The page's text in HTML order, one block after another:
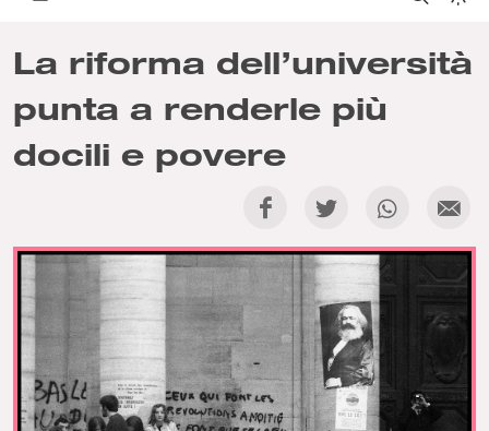
La riforma dell’università
punta a renderle più
docili e povere